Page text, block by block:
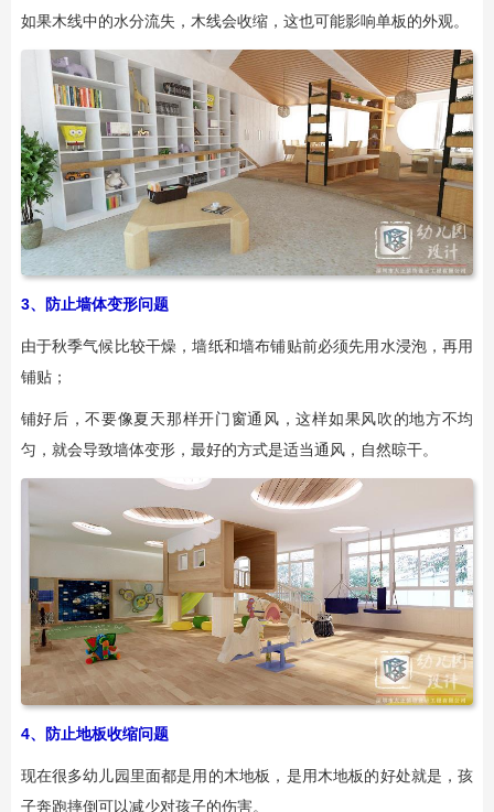
如果木线中的水分流失，木线会收缩，这也可能影响单板的外观。
3、防止墙体变形问题
由于秋季气候比较干燥，墙纸和墙布铺贴前必须先用水浸泡，再用
铺贴；
铺好后，不要像夏天那样开门窗通风，这样如果风吹的地方不均
匀，就会导致墙体变形，最好的方式是适当通风，自然晾干。
4、防止地板收缩问题
现在很多幼儿园里面都是用的木地板，是用木地板的好处就是，孩
子奔跑摔倒可以减少对孩子的伤害。